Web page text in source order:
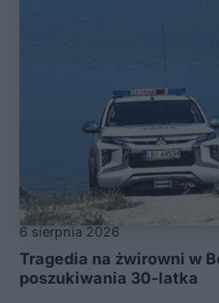
6 sierpnia 2026
Tragedia na żwirowni w
poszukiwania 30-latka